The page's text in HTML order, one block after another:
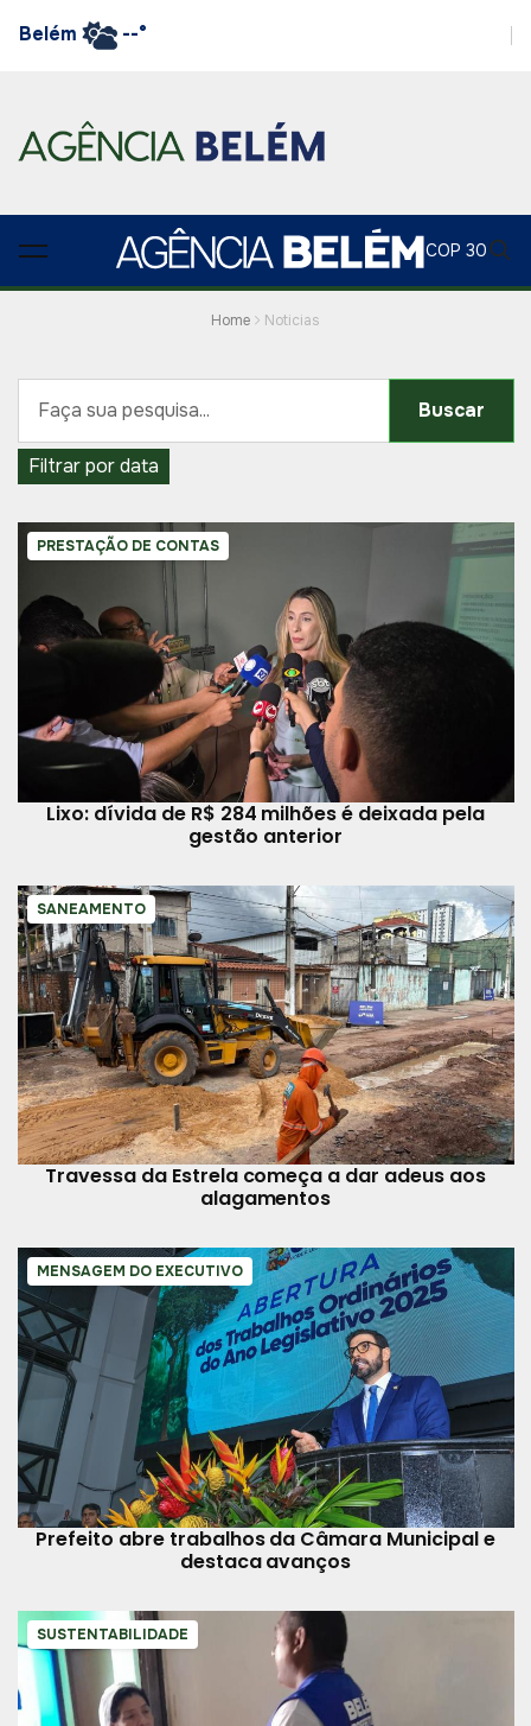
Belém --°
COP 30
Home Noticias
Buscar
Filtrar por data
PRESTAÇÃO DE CONTAS
Lixo: dívida de R$ 284 milhões é deixada pela
gestão anterior
SANEAMENTO
Travessa da Estrela começa a dar adeus aos
alagamentos
MENSAGEM DO EXECUTIVO
Prefeito abre trabalhos da Câmara Municipal e
destaca avanços
SUSTENTABILIDADE